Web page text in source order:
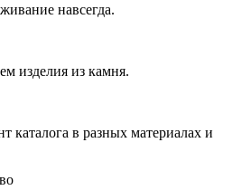
навсегда.
изделия из камня.
каталога в разных материалах и